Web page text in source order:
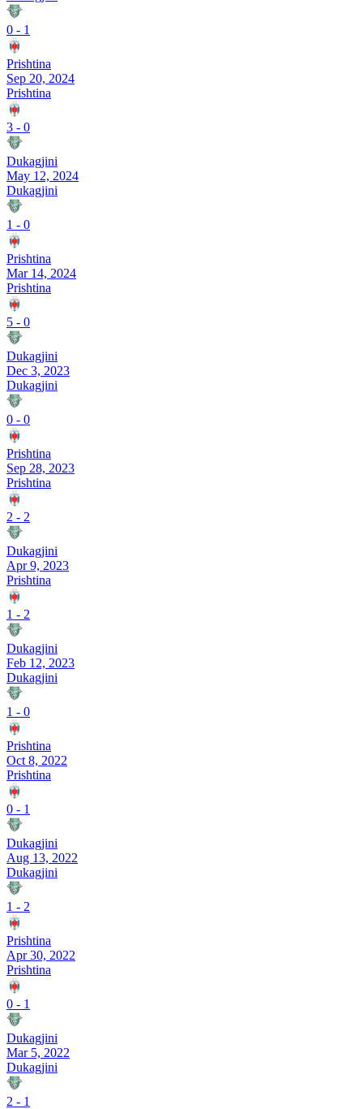
0 - 1
Prishtina
Sep 20, 2024
Prishtina
3 - 0
Dukagjini
May 12, 2024
Dukagjini
1 - 0
Prishtina
Mar 14, 2024
Prishtina
5 - 0
Dukagjini
Dec 3, 2023
Dukagjini
0 - 0
Prishtina
Sep 28, 2023
Prishtina
2 - 2
Dukagjini
Apr 9, 2023
Prishtina
1 - 2
Dukagjini
Feb 12, 2023
Dukagjini
1 - 0
Prishtina
Oct 8, 2022
Prishtina
0 - 1
Dukagjini
Aug 13, 2022
Dukagjini
1 - 2
Prishtina
Apr 30, 2022
Prishtina
0 - 1
Dukagjini
Mar 5, 2022
Dukagjini
2 - 1